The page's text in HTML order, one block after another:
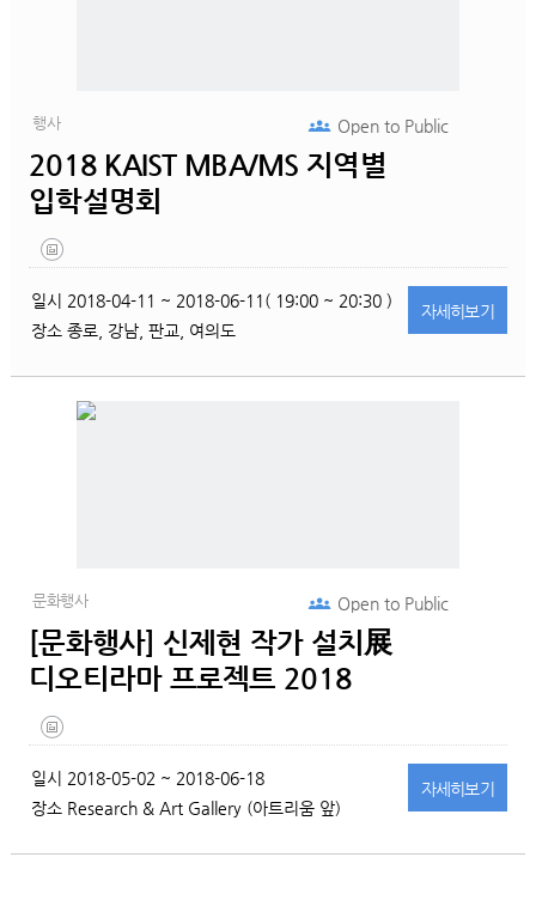
행사
2018 KAIST MBA/MS 지역별
입학설명회
Open toPublic
일시 2018-04-11 ~ 2018-06-11( 19:00 ~ 20:30 )
장소 종로, 강남, 판교, 여의도
자세히보기
문화행사
[문화행사] 신제현 작가 설치展
디오티라마 프로젝트 2018
Open toPublic
일시 2018-05-02 ~ 2018-06-18
장소 Research & Art Gallery (아트리움 앞)
자세히보기